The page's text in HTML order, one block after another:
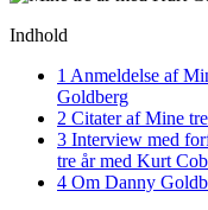
Indhold
1 Anmeldelse af
Goldberg
2 Citater af Mine
3 Interview med
tre år med Kurt
4 Om Danny